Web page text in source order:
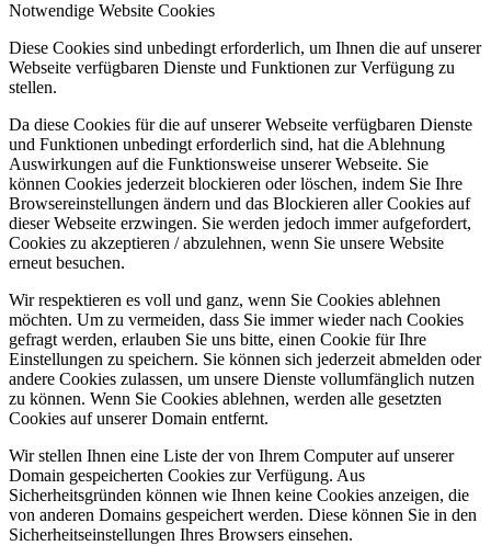
Notwendige Website Cookies
Diese Cookies sind unbedingt erforderlich, um Ihnen die auf unserer
Webseite verfügbaren Dienste und Funktionen zur Verfügung zu
stellen.
Da diese Cookies für die auf unserer Webseite verfügbaren Dienste
und Funktionen unbedingt erforderlich sind, hat die Ablehnung
Auswirkungen auf die Funktionsweise unserer Webseite. Sie
können Cookies jederzeit blockieren oder löschen, indem Sie Ihre
Browsereinstellungen ändern und das Blockieren aller Cookies auf
dieser Webseite erzwingen. Sie werden jedoch immer aufgefordert,
Cookies zu akzeptieren / abzulehnen, wenn Sie unsere Website
erneut besuchen.
Wir respektieren es voll und ganz, wenn Sie Cookies ablehnen
möchten. Um zu vermeiden, dass Sie immer wieder nach Cookies
gefragt werden, erlauben Sie uns bitte, einen Cookie für Ihre
Einstellungen zu speichern. Sie können sich jederzeit abmelden oder
andere Cookies zulassen, um unsere Dienste vollumfänglich nutzen
zu können. Wenn Sie Cookies ablehnen, werden alle gesetzten
Cookies auf unserer Domain entfernt.
Wir stellen Ihnen eine Liste der von Ihrem Computer auf unserer
Domain gespeicherten Cookies zur Verfügung. Aus
Sicherheitsgründen können wie Ihnen keine Cookies anzeigen, die
von anderen Domains gespeichert werden. Diese können Sie in den
Sicherheitseinstellungen Ihres Browsers einsehen.